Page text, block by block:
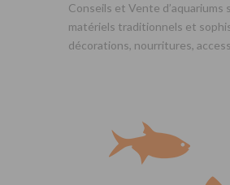
Conseils et Vente d’aquariums
matériels traditionnels et
décorations, nourritures,